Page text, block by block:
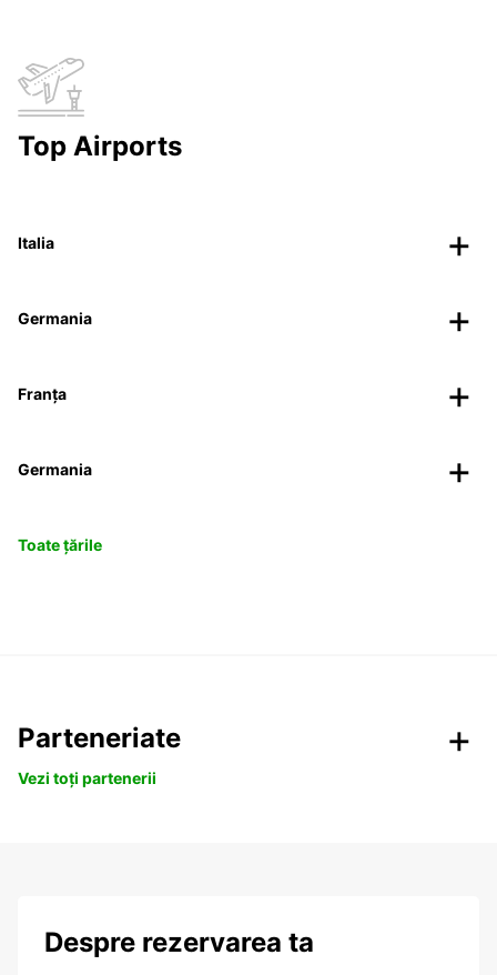
Top Airports
Italia
Germania
Franța
Germania
Toate țările
Parteneriate
Vezi toți partenerii
Despre rezervarea ta